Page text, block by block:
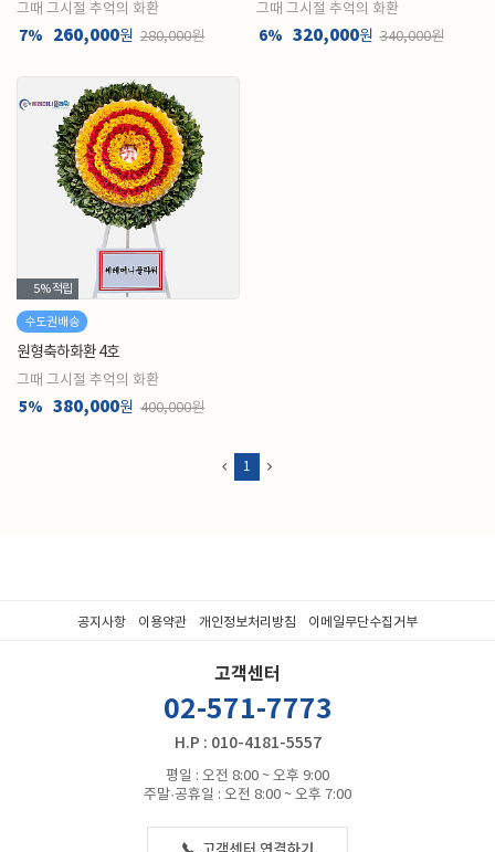
그때 그시절 추억의 화환
7% 260,000원 280,000원
그때 그시절 추억의 화환
6% 320,000원 340,000원
5%적립
수도권배송
원형축하화환 4호
그때 그시절 추억의 화환
5% 380,000원 400,000원
1
공지사항 이용약관 개인정보처리방침 이메일무단수집거부
고객센터
02-571-7773
H.P : 010-4181-5557
평일 : 오전 8:00 ~ 오후 9:00
주말·공휴일 : 오전 8:00 ~ 오후 7:00